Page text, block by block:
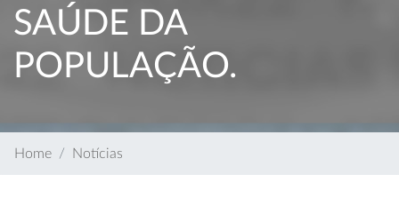
SAÚDE DA
POPULAÇÃO.
Home Notícias